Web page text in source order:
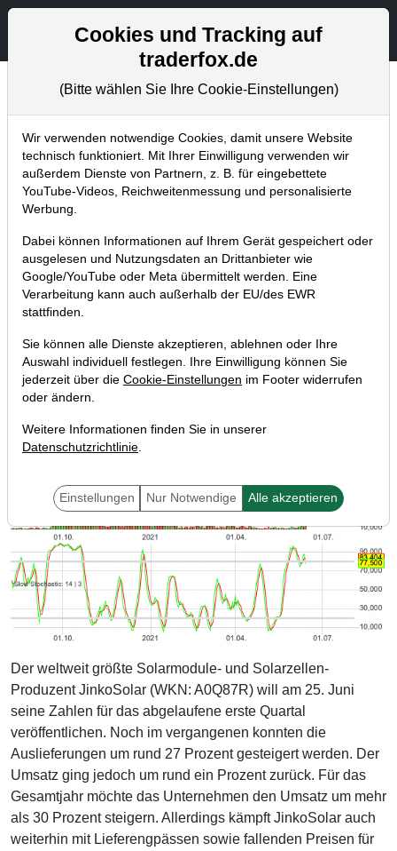
Aktien- und Artikelsuche
Chartanalysen
Home Blog Chartanalysen
Chartanalyse JinkoSolar: bringen
die Quartalszahlen den
nachhaltigen Turnaround?
30.06.2021 um 09:41 Uhr | P. Uhlschmied
Der weltweit größte Solarmodule- und Solarzellen-
Produzent JinkoSolar (WKN: A0Q87R) will am 25. Juni
seine Zahlen für das abgelaufene erste Quartal
veröffentlichen. Noch im vergangenen konnten die
Auslieferungen um rund 27 Prozent gesteigert werden. Der
Umsatz ging jedoch um rund ein Prozent zurück. Für das
Gesamtjahr möchte das Unternehmen den Umsatz um mehr
als 30 Prozent steigern. Allerdings kämpft JinkoSolar auch
weiterhin mit Lieferengpässen sowie fallenden Preisen für
Cookies und Tracking auf
traderfox.de
(Bitte wählen Sie Ihre Cookie-Einstellungen)
Wir verwenden notwendige Cookies, damit unsere Website
technisch funktioniert. Mit Ihrer Einwilligung verwenden wir
außerdem Dienste von Partnern, z. B. für eingebettete
YouTube-Videos, Reichweitenmessung und personalisierte
Werbung.
Dabei können Informationen auf Ihrem Gerät gespeichert oder
ausgelesen und Nutzungsdaten an Drittanbieter wie
Google/YouTube oder Meta übermittelt werden. Eine
Verarbeitung kann auch außerhalb der EU/des EWR
stattfinden.
Sie können alle Dienste akzeptieren, ablehnen oder Ihre
Auswahl individuell festlegen. Ihre Einwilligung können Sie
jederzeit über die Cookie-Einstellungen im Footer widerrufen
oder ändern.
Weitere Informationen finden Sie in unserer
Datenschutzrichtlinie.
Einstellungen Nur Notwendige Alle akzeptieren